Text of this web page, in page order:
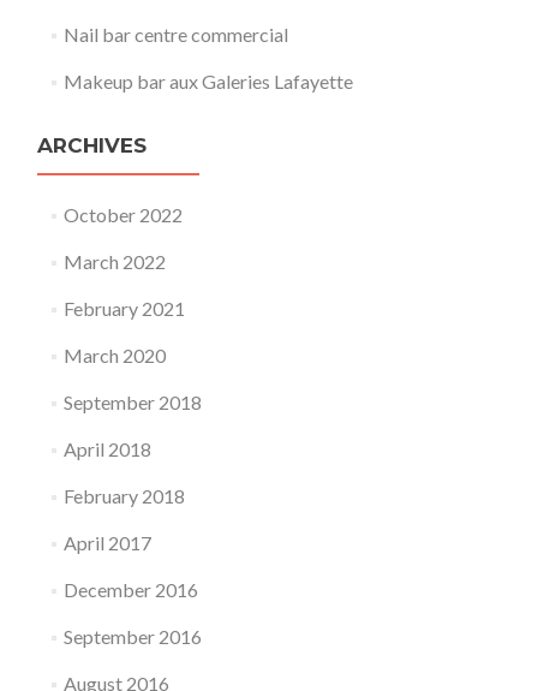
Nail bar centre commercial
Makeup bar aux Galeries Lafayette
ARCHIVES
October 2022
March 2022
February 2021
March 2020
September 2018
April 2018
February 2018
April 2017
December 2016
September 2016
August 2016